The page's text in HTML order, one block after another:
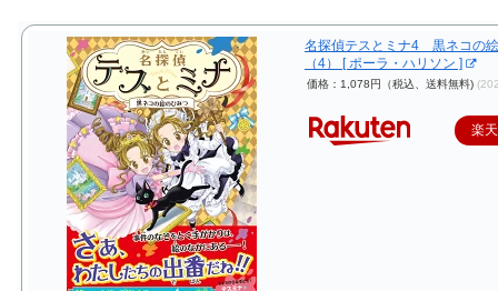
名探偵テスとミナ4 黒ネコの
（4） [ ポーラ・ハリソン ]
価格：1,078円（税込、送料無料)
楽